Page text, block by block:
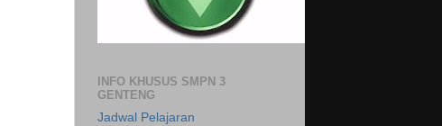
INFO KHUSUS SMPN 3
GENTENG
Jadwal Pelajaran